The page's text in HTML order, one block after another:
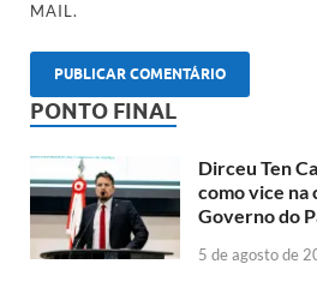
MAIL.
PONTO FINAL
Dirceu Ten
como vice na
Governo do
5 de agosto de